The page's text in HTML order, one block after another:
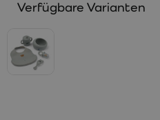
Verfügbare Varianten